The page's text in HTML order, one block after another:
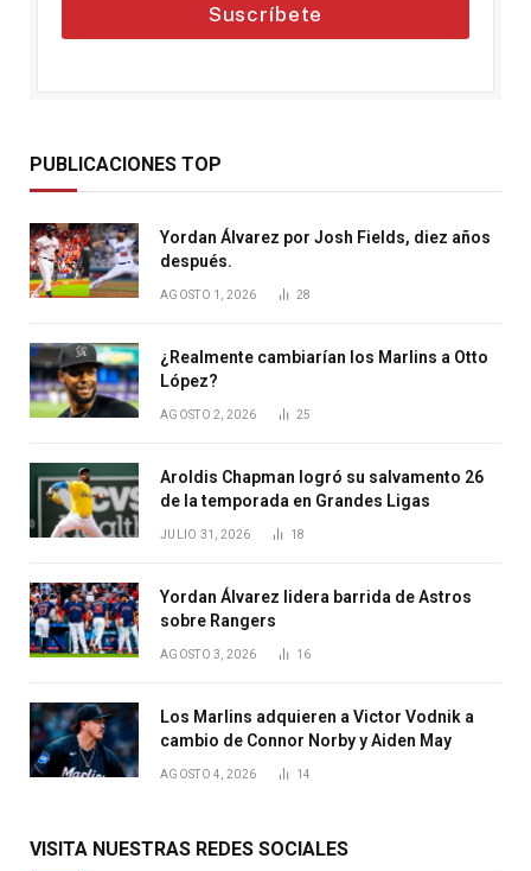
Suscríbete
PUBLICACIONES TOP
Yordan Álvarez por Josh Fields, diez años
después.
AGOSTO 1, 2026 28
¿Realmente cambiarían los Marlins a Otto
López?
AGOSTO 2, 2026 25
Aroldis Chapman logró su salvamento 26
de la temporada en Grandes Ligas
JULIO 31, 2026 18
Yordan Álvarez lidera barrida de Astros
sobre Rangers
AGOSTO 3, 2026 16
Los Marlins adquieren a Victor Vodnik a
cambio de Connor Norby y Aiden May
AGOSTO 4, 2026 14
VISITA NUESTRAS REDES SOCIALES